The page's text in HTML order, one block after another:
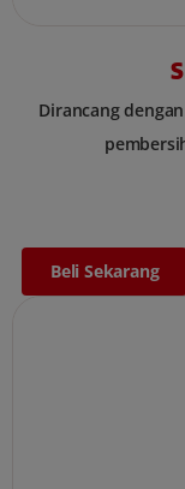
Dirancang
Beli Sekarang